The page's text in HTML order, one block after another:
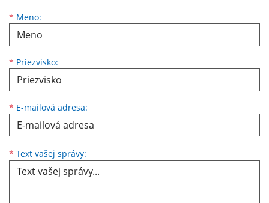
* Meno:
* Priezvisko:
* E-mailová adresa:
* Text vašej správy: